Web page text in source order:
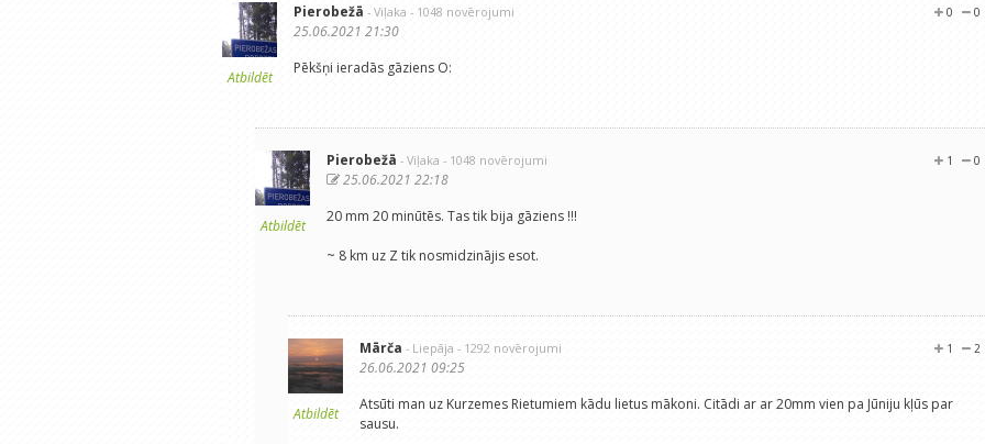
Atbildēt
Pierobežā - Viļaka - 1048 novērojumi 0
0
25.06.2021 21:30
Pēkšņi ieradās gāziens O:
Atbildēt
Pierobežā - Viļaka - 1048 novērojumi 0
1
25.06.2021 22:18
20 mm 20 minūtēs. Tas tik bija gāziens !!!
~ 8 km uz Z tik nosmidzinājis esot.
Atbildēt
Mārča - Liepāja - 1292 novērojumi 2
1
26.06.2021 09:25
Atsūti man uz Kurzemes Rietumiem kādu lietus mākoni. Citādi ar ar 20mm vien pa Jūniju kļūs par
sausu.